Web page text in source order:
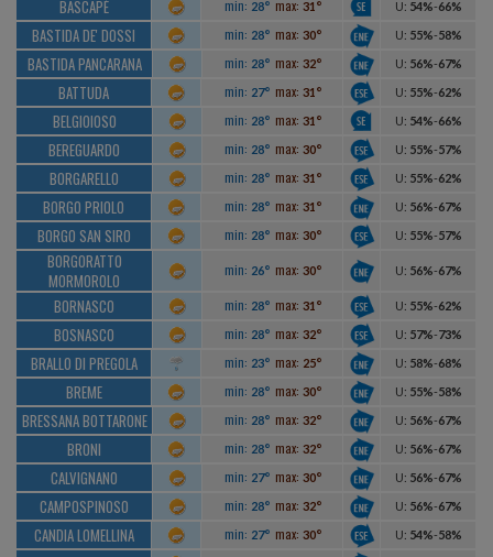
BASCAPÈ min: 28° max: 31° U: 54%-66%
BASTIDA DE' DOSSI min: 28° max: 30° U: 55%-58%
BASTIDA PANCARANA min: 28° max: 32° U: 56%-67%
BATTUDA min: 27° max: 31° U: 55%-62%
BELGIOIOSO min: 28° max: 31° U: 54%-66%
BEREGUARDO min: 28° max: 30° U: 55%-57%
BORGARELLO min: 28° max: 31° U: 55%-62%
BORGO PRIOLO min: 28° max: 31° U: 56%-67%
BORGO SAN SIRO min: 28° max: 30° U: 55%-57%
BORGORATTO
MORMOROLO
min: 26° max: 30° U: 56%-67%
BORNASCO min: 28° max: 31° U: 55%-62%
BOSNASCO min: 28° max: 32° U: 57%-73%
BRALLO DI PREGOLA min: 23° max: 25° U: 58%-68%
BREME min: 28° max: 30° U: 55%-58%
BRESSANA BOTTARONE min: 28° max: 32° U: 56%-67%
BRONI min: 28° max: 32° U: 56%-67%
CALVIGNANO min: 27° max: 30° U: 56%-67%
CAMPOSPINOSO min: 28° max: 32° U: 56%-67%
CANDIA LOMELLINA min: 27° max: 30° U: 54%-58%